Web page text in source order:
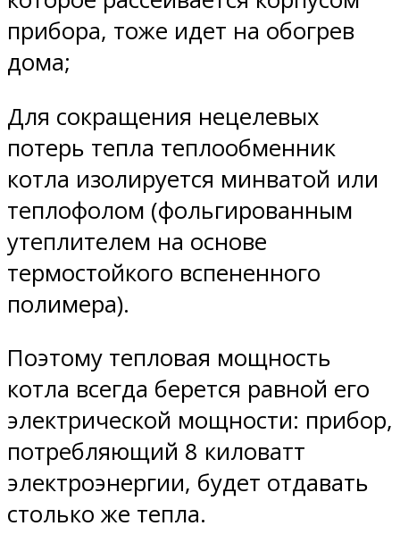
прибора, тоже идет на обогрев
дома;
Для сокращения нецелевых
потерь тепла теплообменник
котла изолируется минватой или
теплофолом (фольгированным
утеплителем на основе
термостойкого вспененного
полимера).
Поэтому тепловая мощность
котла всегда берется равной его
электрической мощности: прибор,
потребляющий 8 киловатт
электроэнергии, будет отдавать
столько же тепла.